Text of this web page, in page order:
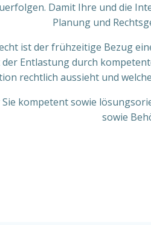
Damit Ihre und die
Planung und
ist der frühzeitige Bezug
Entlastung durch
rechtlich aussieht und
kompetent sowie
sowie